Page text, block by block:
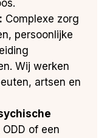
Complexe zorg
persoonlijke
Wij werken
artsen en
ODD of een